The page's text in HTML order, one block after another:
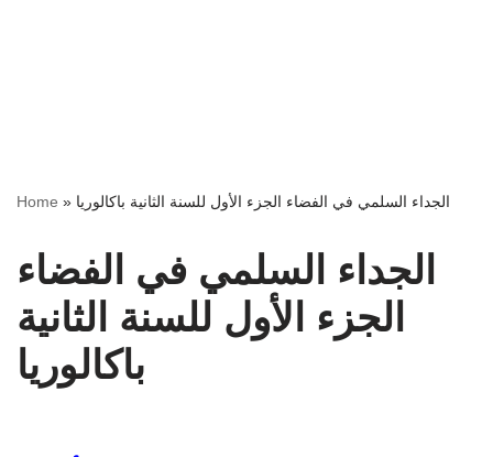
Home » الجداء السلمي في الفضاء الجزء الأول للسنة الثانية باكالوريا
الجداء السلمي في الفضاء
الجزء الأول للسنة الثانية
باكالوريا